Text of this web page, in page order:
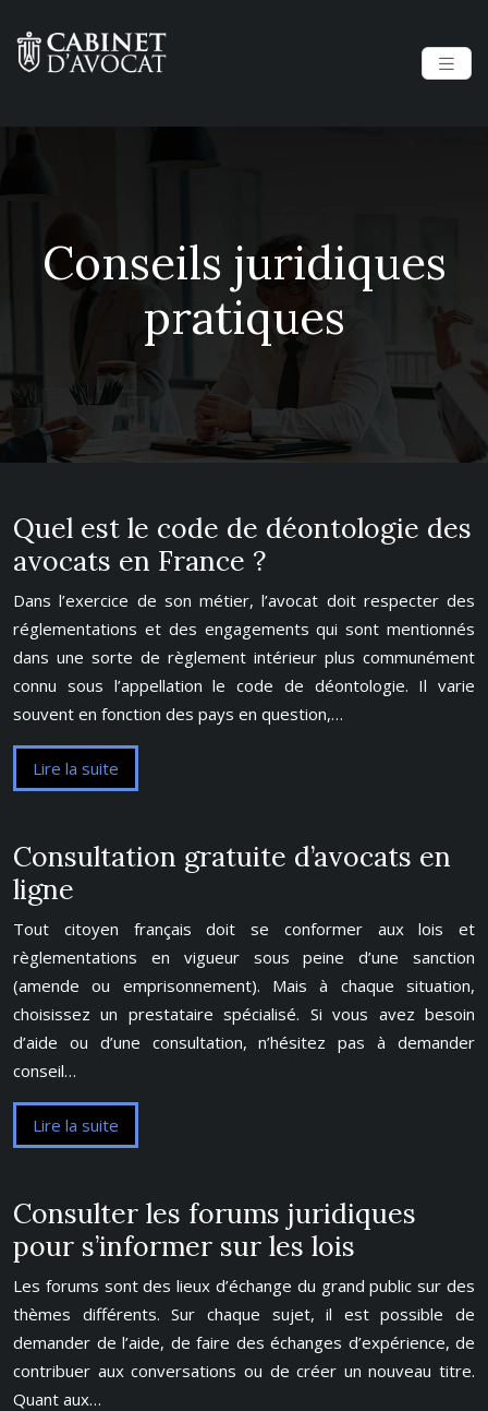
Conseils juridiques
pratiques
Quel est le code de déontologie des
avocats en France ?
Dans l’exercice de son métier, l’avocat doit respecter des
réglementations et des engagements qui sont mentionnés
dans une sorte de règlement intérieur plus communément
connu sous l’appellation le code de déontologie. Il varie
souvent en fonction des pays en question,…
Lire la suite
Consultation gratuite d’avocats en
ligne
Tout citoyen français doit se conformer aux lois et
règlementations en vigueur sous peine d’une sanction
(amende ou emprisonnement). Mais à chaque situation,
choisissez un prestataire spécialisé. Si vous avez besoin
d’aide ou d’une consultation, n’hésitez pas à demander
conseil…
Lire la suite
Consulter les forums juridiques
pour s’informer sur les lois
Les forums sont des lieux d’échange du grand public sur des
thèmes différents. Sur chaque sujet, il est possible de
demander de l’aide, de faire des échanges d’expérience, de
contribuer aux conversations ou de créer un nouveau titre.
Quant aux…